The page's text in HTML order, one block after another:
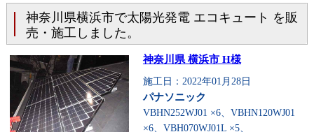
神奈川県横浜市で太陽光発電 エコキュート を販
売・施工しました。
神奈川県 横浜市 H様
施工日：2022年01月28日
パナソニック
VBHN252WJ01 ×6、VBHN120WJ01
×6、VBH070WJ01L ×5、